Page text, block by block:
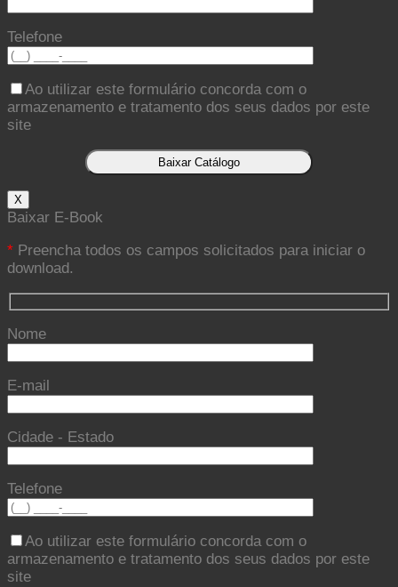
Telefone
Ao utilizar este formulário concorda com o
armazenamento e tratamento dos seus dados por este
site
X
Baixar E-Book
* Preencha todos os campos solicitados para iniciar o
download.
Nome
E-mail
Cidade - Estado
Telefone
Ao utilizar este formulário concorda com o
armazenamento e tratamento dos seus dados por este
site